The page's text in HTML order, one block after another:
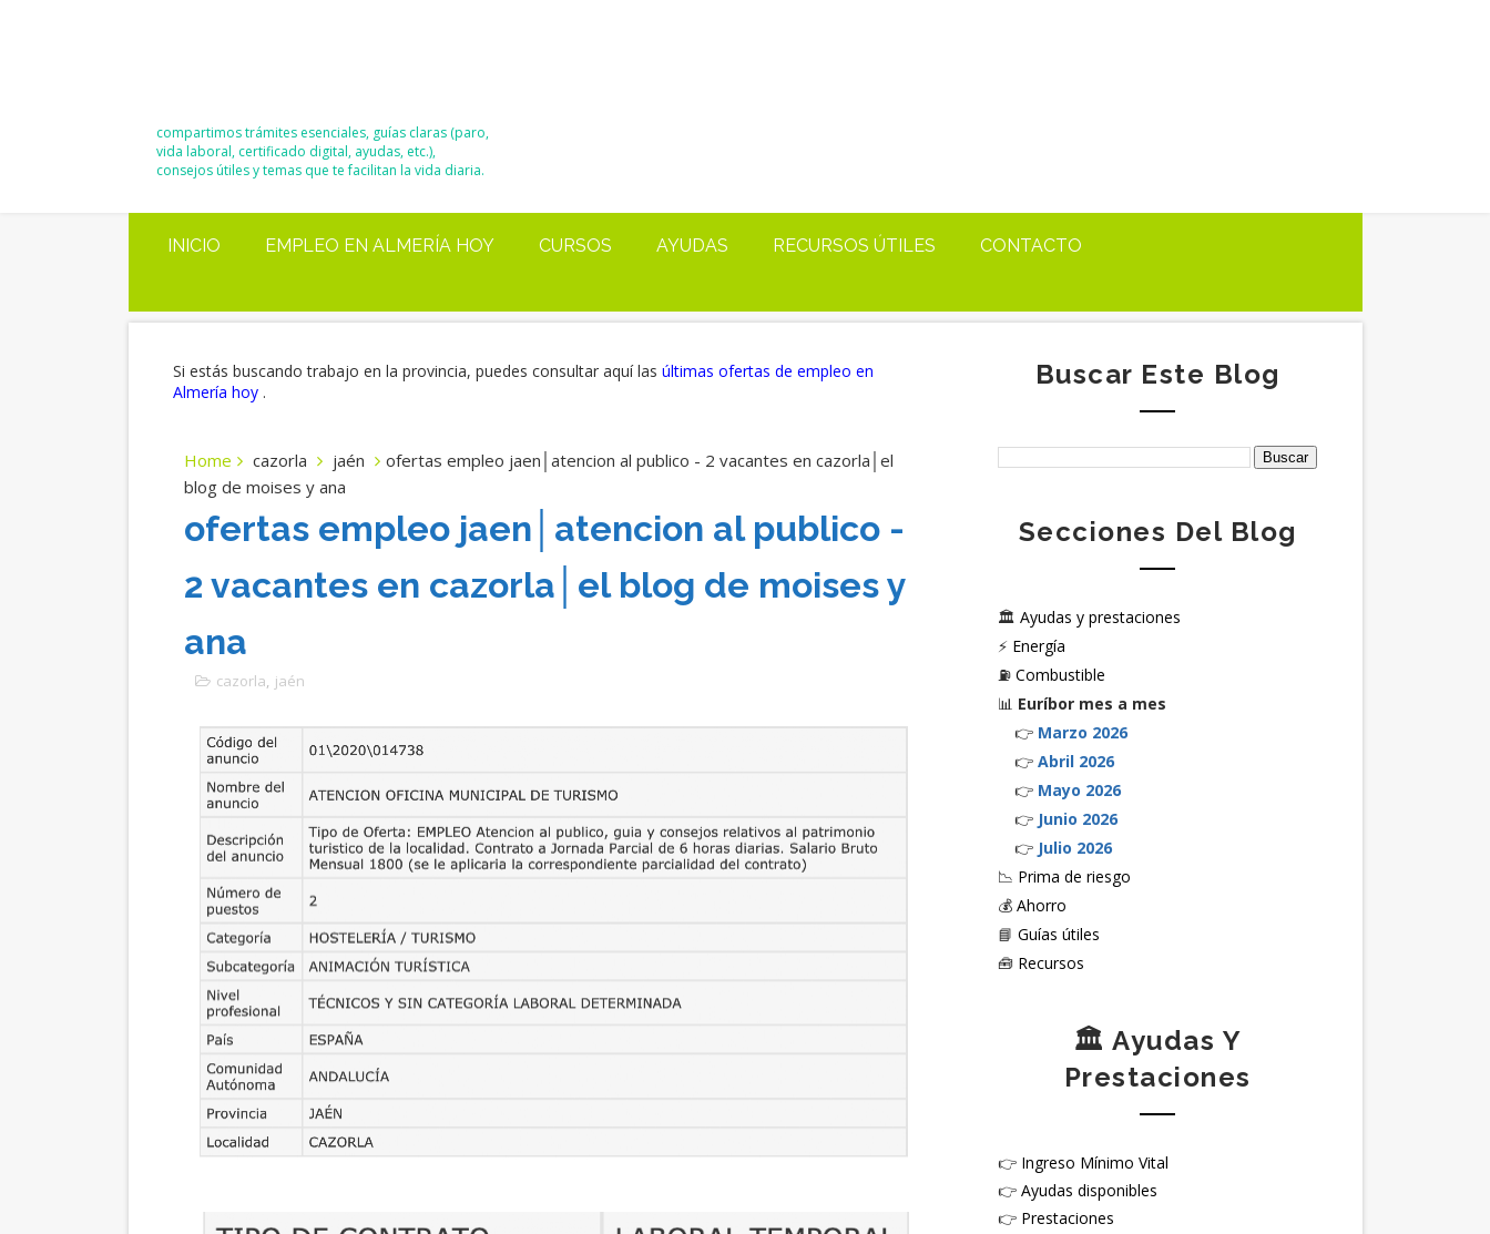
compartimos trámites esenciales, guías claras (paro,
vida laboral, certificado digital, ayudas, etc.),
consejos útiles y temas que te facilitan la vida diaria.
INICIO EMPLEO EN ALMERÍA HOY CURSOS AYUDAS RECURSOS ÚTILES CONTACTO
Si estás buscando trabajo en la provincia, puedes consultar aquí las últimas ofertas de empleo en
Almería hoy .
Home cazorla jaén
ofertas empleo jaen│atencion al publico - 2 vacantes en cazorla│el
blog de moises y ana
ofertas empleo jaen│atencion al publico -
2 vacantes en cazorla│el blog de moises y
ana
cazorla, jaén
Buscar Este Blog
Secciones Del Blog
🏛️ Ayudas y prestaciones
⚡ Energía
⛽ Combustible
📊 Euríbor mes a mes
👉 Marzo 2026
👉 Abril 2026
👉 Mayo 2026
👉 Junio 2026
👉 Julio 2026
📉 Prima de riesgo
💰 Ahorro
📘 Guías útiles
🧰 Recursos
🏛️ Ayudas Y
Prestaciones
👉 Ingreso Mínimo Vital
👉 Ayudas disponibles
👉 Prestaciones